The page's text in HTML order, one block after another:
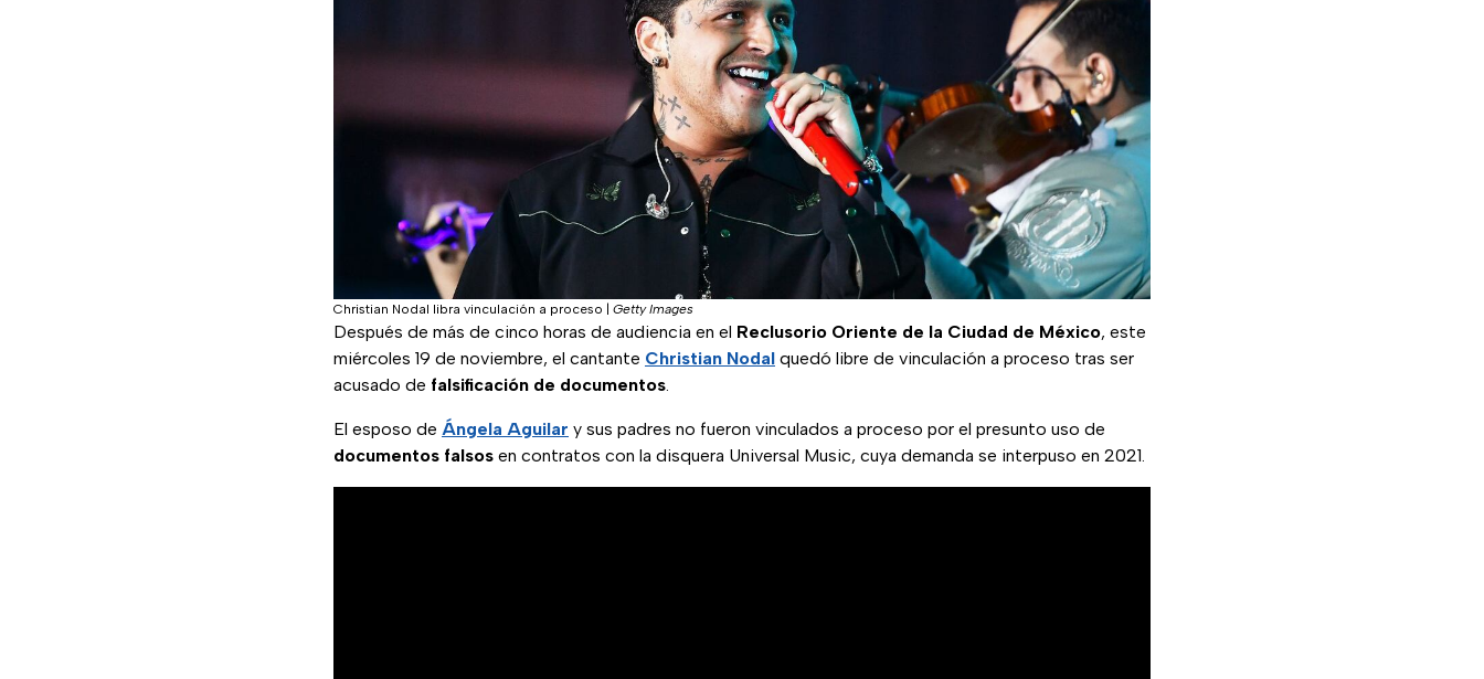
Christian Nodal libra vinculación a proceso Getty Images
Después de más de cinco horas de audiencia en el Reclusorio Oriente de la Ciudad de México, este
miércoles 19 de noviembre, el cantante Christian Nodal quedó libre de vinculación a proceso tras ser
acusado de falsificación de documentos.
El esposo de Ángela Aguilar y sus padres no fueron vinculados a proceso por el presunto uso de
documentos falsos en contratos con la disquera Universal Music, cuya demanda se interpuso en 2021.